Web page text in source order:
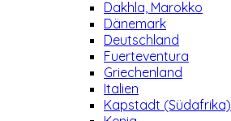
Dakhla, Marokko
Dänemark
Deutschland
Fuerteventura
Griechenland
Italien
Kapstadt (Südafrika)